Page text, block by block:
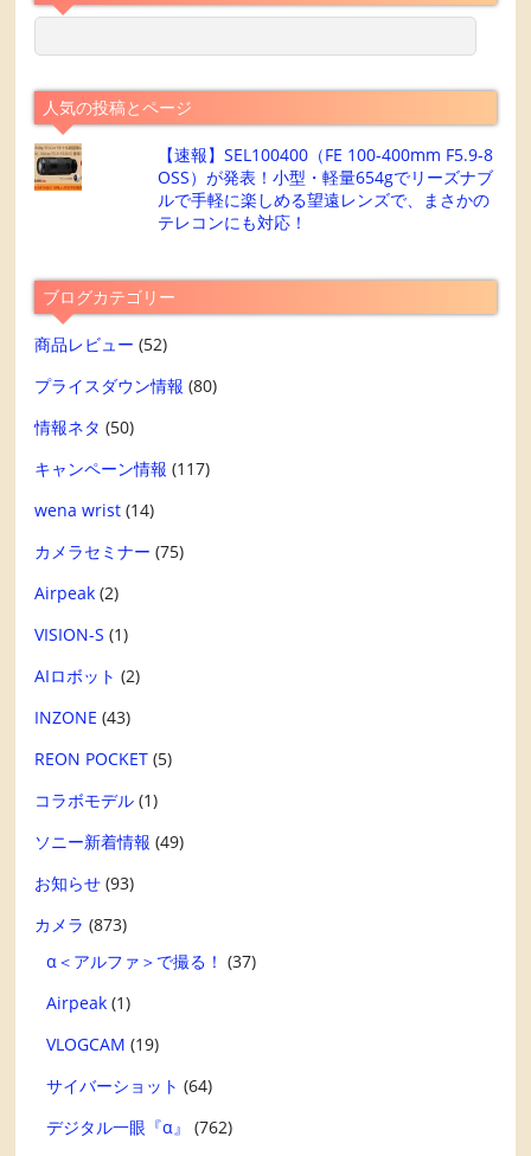
人気の投稿とページ
【速報】SEL100400（FE 100-400mm F5.9-8
OSS）が発表！小型・軽量654gでリーズナブ
ルで手軽に楽しめる望遠レンズで、まさかの
テレコンにも対応！
ブログカテゴリー
商品レビュー (52)
プライスダウン情報 (80)
情報ネタ (50)
キャンペーン情報 (117)
wena wrist (14)
カメラセミナー (75)
Airpeak (2)
VISION-S (1)
AIロボット (2)
INZONE (43)
REON POCKET (5)
コラボモデル (1)
ソニー新着情報 (49)
お知らせ (93)
カメラ (873)
α＜アルファ＞で撮る！ (37)
Airpeak (1)
VLOGCAM (19)
サイバーショット (64)
デジタル一眼『α』
(762)